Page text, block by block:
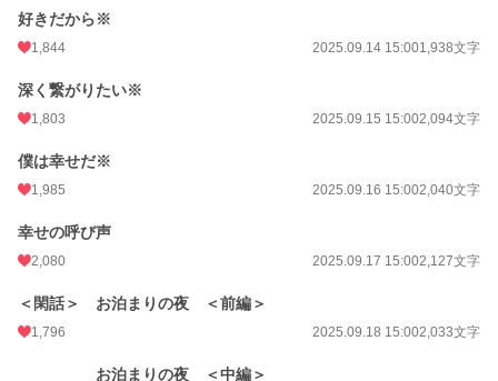
好きだから※
1,844 2025.09.14 15:001,938文字
深く繋がりたい※
1,803 2025.09.15 15:002,094文字
僕は幸せだ※
1,985 2025.09.16 15:002,040文字
幸せの呼び声
2,080 2025.09.17 15:002,127文字
＜閑話＞ お泊まりの夜 ＜前編＞
1,796 2025.09.18 15:002,033文字
お泊まりの夜 ＜中編＞